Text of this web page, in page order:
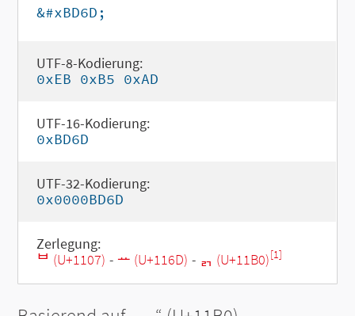
&#xBD6D;
UTF-8-Kodierung:
0xEB 0xB5 0xAD
UTF-16-Kodierung:
0xBD6D
UTF-32-Kodierung:
0x0000BD6D
Zerlegung:
ᄇ (U+1107) - ᅭ (U+116D) - ᆰ (U+11B0)[1]